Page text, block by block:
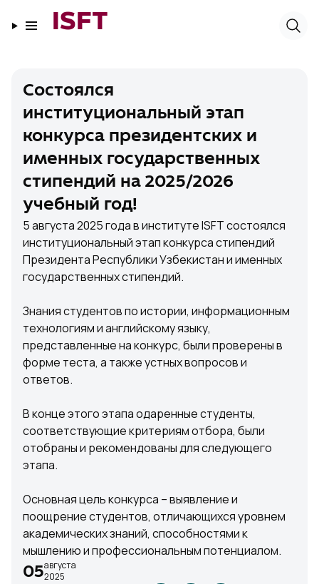
ISFT
Состоялся
институциональный этап
конкурса президентских и
именных государственных
стипендий на 2025/2026
учебный год!
5 августа 2025 года в институте ISFT состоялся
институциональный этап конкурса стипендий
Президента Республики Узбекистан и именных
государственных стипендий.
Знания студентов по истории, информационным
технологиям и английскому языку,
представленные на конкурс, были проверены в
форме теста, а также устных вопросов и
ответов.
В конце этого этапа одаренные студенты,
соответствующие критериям отбора, были
отобраны и рекомендованы для следующего
этапа.
Основная цель конкурса – выявление и
поощрение студентов, отличающихся уровнем
академических знаний, способностями к
мышлению и профессиональным потенциалом.
05августа
2025